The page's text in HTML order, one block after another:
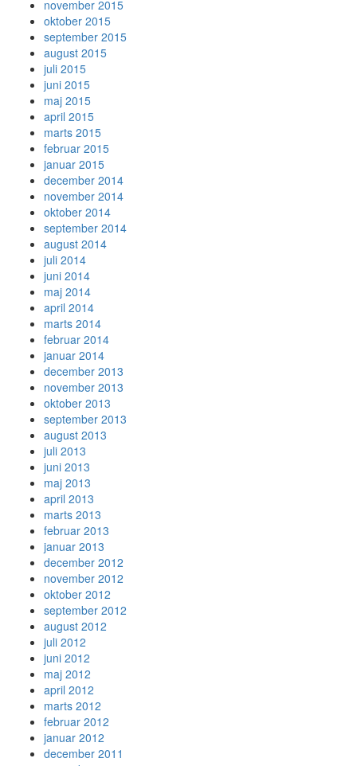
november 2015
oktober 2015
september 2015
august 2015
juli 2015
juni 2015
maj 2015
april 2015
marts 2015
februar 2015
januar 2015
december 2014
november 2014
oktober 2014
september 2014
august 2014
juli 2014
juni 2014
maj 2014
april 2014
marts 2014
februar 2014
januar 2014
december 2013
november 2013
oktober 2013
september 2013
august 2013
juli 2013
juni 2013
maj 2013
april 2013
marts 2013
februar 2013
januar 2013
december 2012
november 2012
oktober 2012
september 2012
august 2012
juli 2012
juni 2012
maj 2012
april 2012
marts 2012
februar 2012
januar 2012
december 2011